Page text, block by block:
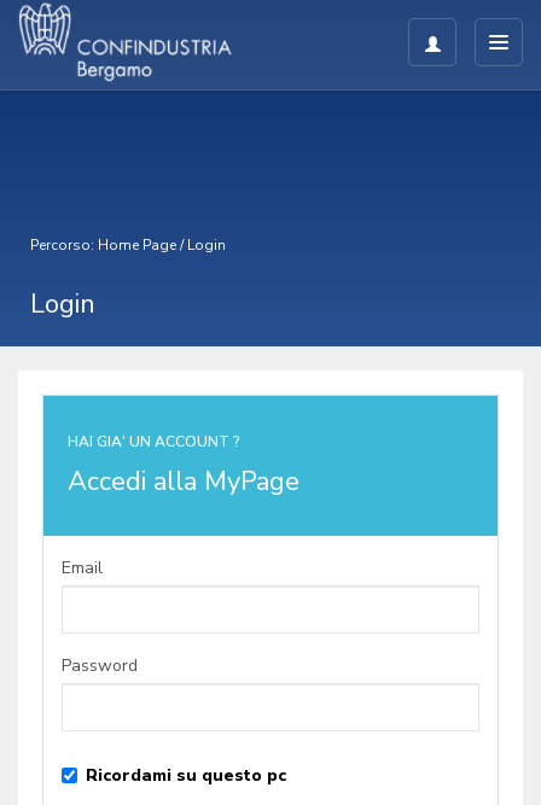
Percorso: Home Page/Login
Login
HAI GIA' UN ACCOUNT ?
Accedi alla MyPage
Email
Password
Ricordami su questo pc